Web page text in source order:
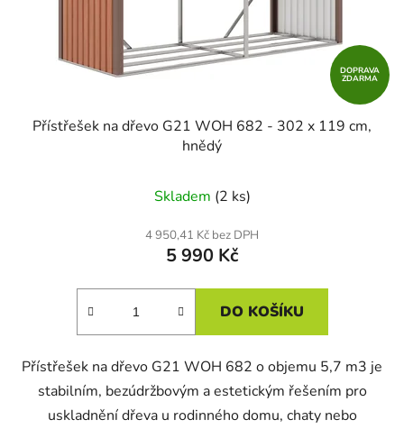
DOPRAVA
ZDARMA
Přístřešek na dřevo G21 WOH 682 - 302 x 119 cm,
hnědý
Skladem (2 ks)
4 950,41 Kč bez DPH
5 990 Kč
DO KOŠÍKU
Přístřešek na dřevo G21 WOH 682 o objemu 5,7 m3 je
stabilním, bezúdržbovým a estetickým řešením pro
uskladnění dřeva u rodinného domu, chaty nebo